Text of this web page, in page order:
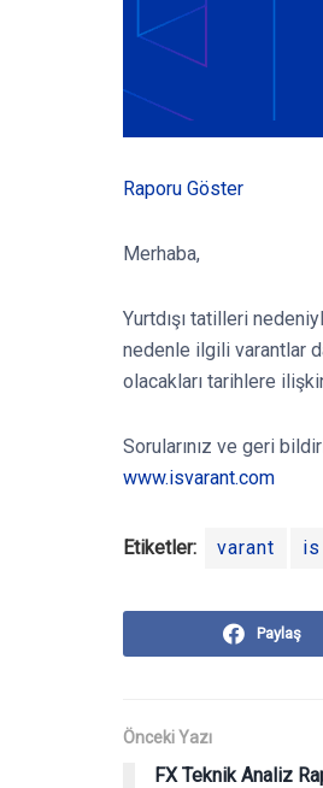
Raporu Göster
Merhaba,
Yurtdışı tatilleri
nedenle ilgili varantlar
olacakları tarihlere
Sorularınız ve geri
www.isvarant.com
Etiketler: varant is
Paylaş
Önceki Yazı
FX Teknik Analiz